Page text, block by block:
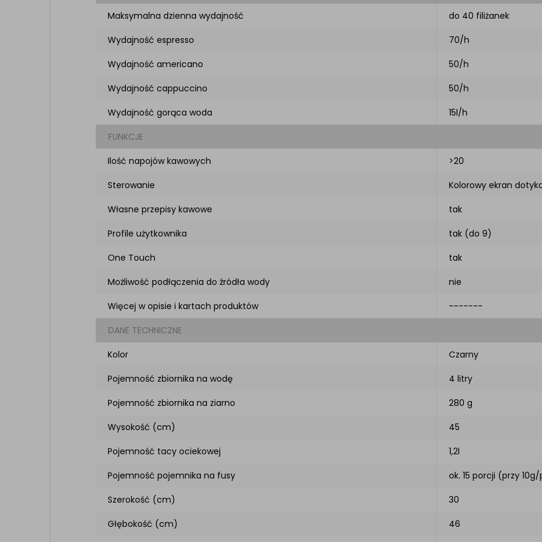
Maksymalna dzienna wydajność
do 40 filiżanek
Wydajność espresso
70/h
Wydajność americano
50/h
Wydajność cappuccino
50/h
Wydajność gorąca woda
15l/h
FUNKCJE
Ilość napojów kawowych
>20
Sterowanie
Kolorowy ekran
Własne przepisy kawowe
tak
Profile użytkownika
tak (do 9)
One Touch
tak
Możliwość podłączenia do źródła wody
nie
Więcej w opisie i kartach produktów
-------
DANE TECHNICZNE
Kolor
Czarny
Pojemność zbiornika na wodę
4 litry
Pojemność zbiornika na ziarno
280 g
Wysokość (cm)
45
Pojemność tacy ociekowej
1,2l
Pojemność pojemnika na fusy
ok. 15 porcji (przy
Szerokość (cm)
30
Głębokość (cm)
46